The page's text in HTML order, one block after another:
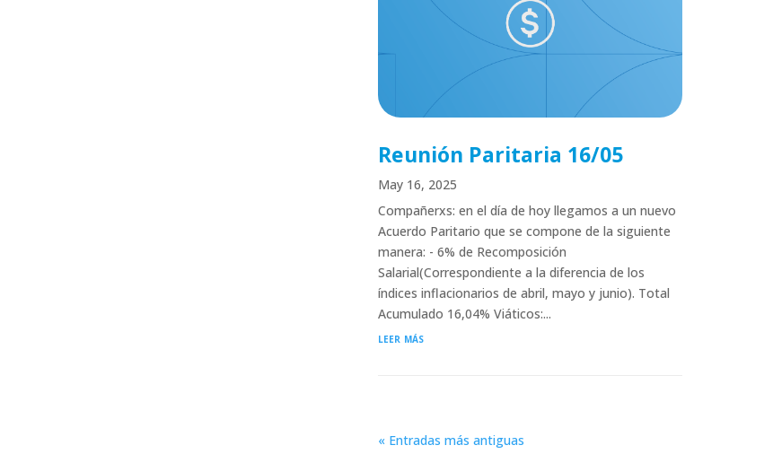
Reunión Paritaria 16/05
May 16, 2025
Compañerxs: en el día de hoy llegamos a un nuevo
Acuerdo Paritario que se compone de la siguiente
manera: - 6% de Recomposición
Salarial(Correspondiente a la diferencia de los
índices inflacionarios de abril, mayo y junio). Total
Acumulado 16,04% Viáticos:...
leer más
« Entradas más antiguas